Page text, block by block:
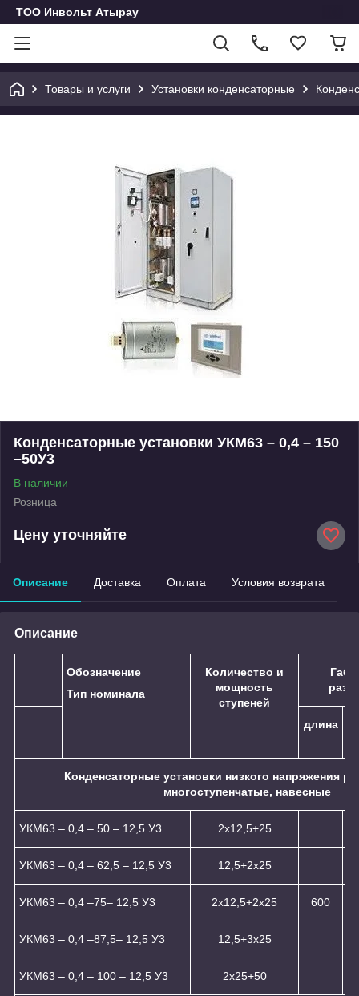
ТОО Инвольт Атырау
Товары и услуги Установки конденсаторные
Конденсаторные установки УКМ63 – 0,4 – 150
–50У3
В наличии
Розница
Цену уточняйте
Описание Доставка Оплата Условия возврата
Описание
Обозначение
Тип номинала
Количество и
мощность
ступеней
длина
Конденсаторные установки низкого напряжения
многоступенчатые, навесные
УКМ63 – 0,4 – 50 – 12,5 У3 2x12,5+25
УКМ63 – 0,4 – 62,5 – 12,5 У3 12,5+2x25
УКМ63 – 0,4 –75– 12,5 У3 2x12,5+2x25 600
УКМ63 – 0,4 –87,5– 12,5 У3 12,5+3x25
УКМ63 – 0,4 – 100 – 12,5 У3 2x25+50